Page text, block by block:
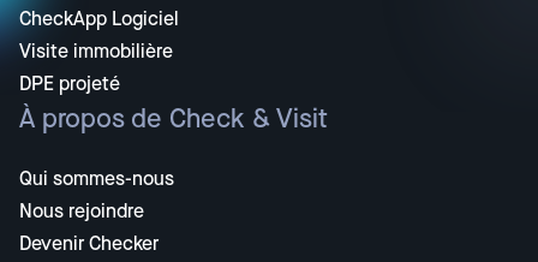
CheckApp Logiciel
Visite immobilière
DPE projeté
À propos de Check & Visit
Qui sommes-nous
Nous rejoindre
Devenir Checker